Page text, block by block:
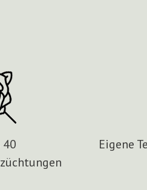
40
Eigene